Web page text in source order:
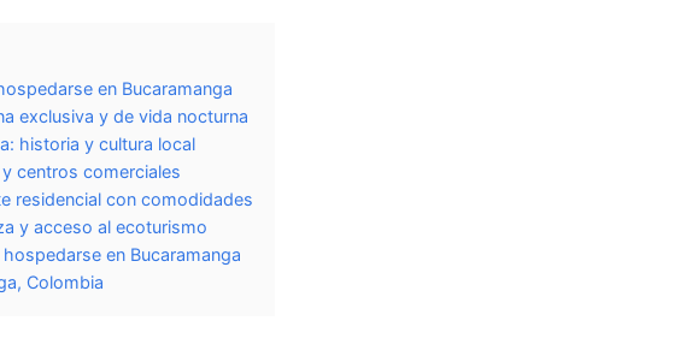
en Bucaramanga
exclusiva y de vida nocturna
historia y cultura local
centros comerciales
residencial con comodidades
y acceso al ecoturismo
en Bucaramanga
Colombia